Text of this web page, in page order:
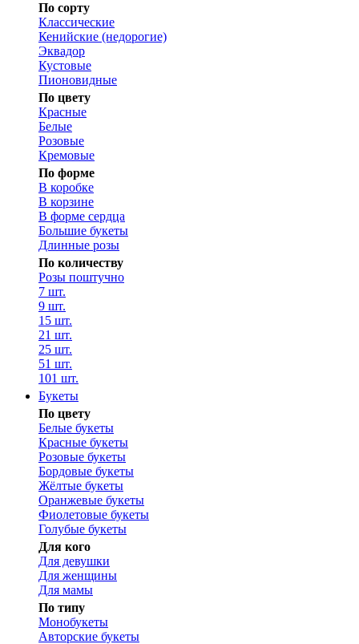
По сорту
Классические
Кенийские (недорогие)
Эквадор
Кустовые
Пионовидные
По цвету
Красные
Белые
Розовые
Кремовые
По форме
В коробке
В корзине
В форме сердца
Большие букеты
Длинные розы
По количеству
Розы поштучно
7 шт.
9 шт.
15 шт.
21 шт.
25 шт.
51 шт.
101 шт.
Букеты
По цвету
Белые букеты
Красные букеты
Розовые букеты
Бордовые букеты
Жёлтые букеты
Оранжевые букеты
Фиолетовые букеты
Голубые букеты
Для кого
Для девушки
Для женщины
Для мамы
По типу
Монобукеты
Авторские букеты